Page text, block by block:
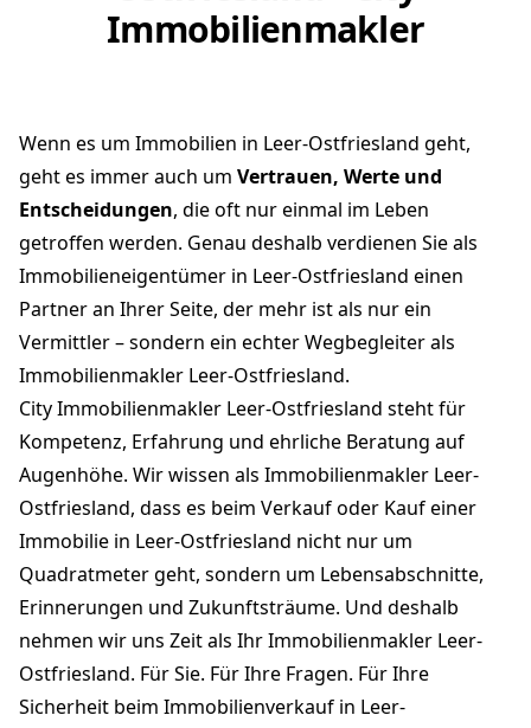
Immobilienmakler
Wenn es um Immobilien in Leer-Ostfriesland geht,
geht es immer auch um Vertrauen, Werte und
Entscheidungen, die oft nur einmal im Leben
getroffen werden. Genau deshalb verdienen Sie als
Immobilieneigentümer in Leer-Ostfriesland einen
Partner an Ihrer Seite, der mehr ist als nur ein
Vermittler – sondern ein echter Wegbegleiter als
Immobilienmakler Leer-Ostfriesland.
City Immobilienmakler Leer-Ostfriesland steht für
Kompetenz, Erfahrung und ehrliche Beratung auf
Augenhöhe. Wir wissen als Immobilienmakler Leer-
Ostfriesland, dass es beim Verkauf oder Kauf einer
Immobilie in Leer-Ostfriesland nicht nur um
Quadratmeter geht, sondern um Lebensabschnitte,
Erinnerungen und Zukunftsträume. Und deshalb
nehmen wir uns Zeit als Ihr Immobilienmakler Leer-
Ostfriesland. Für Sie. Für Ihre Fragen. Für Ihre
Sicherheit beim Immobilienverkauf in Leer-